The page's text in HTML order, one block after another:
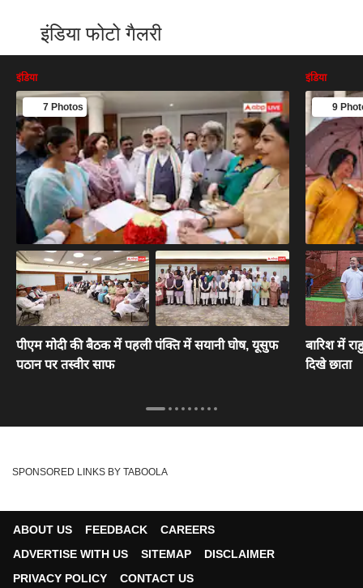
इंडिया फोटो गैलरी
इंडिया
7 Photos
पीएम मोदी की बैठक में पहली पंक्ति में सयानी घोष, यूसुफ
पठान पर तस्वीर साफ
इंडिया
9
बारिश में
दिखे छाता
SPONSORED LINKS BY TABOOLA
ABOUT US FEEDBACK
CAREERS
ADVERTISE WITH US
SITEMAP
DISCLAIMER
PRIVACY POLICY
CONTACT US